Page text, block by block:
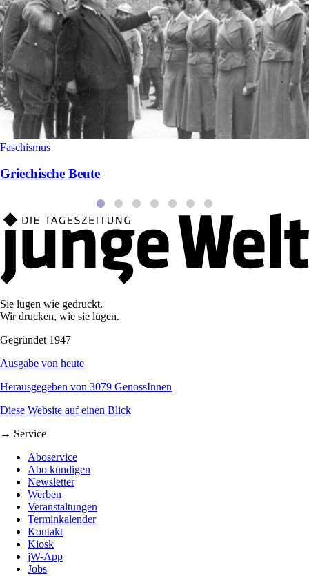
Faschismus
Griechische Beute
Sie lügen wie gedruckt.
Wir drucken, wie sie lügen.
Gegründet 1947
Ausgabe von heute
Herausgegeben von 3079 GenossInnen
Diese Website auf einen Blick
→ Service
Aboservice
Abo kündigen
Newsletter
Werben
Veranstaltungen
Terminkalender
Kontakt
Kiosk
jW-App
Jobs